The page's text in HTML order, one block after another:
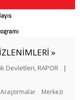
»
Devletleri, RAPOR
|
Merkezi